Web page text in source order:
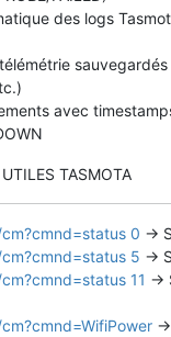
des logs
avec
TASMOTA
0 ->
5 ->
11 ->
-